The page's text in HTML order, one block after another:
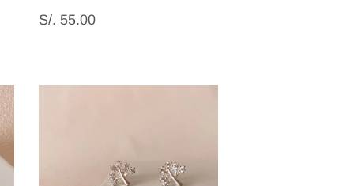
Precio
habitual
S/. 55.00S/.